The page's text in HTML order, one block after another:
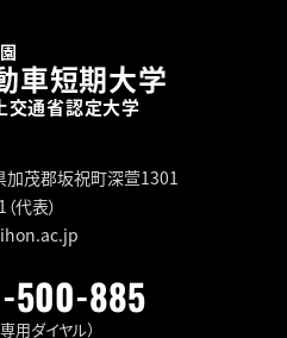
車短期大学
交通省認定大学
加茂郡坂祝町深萱1301
代表）
500-885
用ダイヤル）